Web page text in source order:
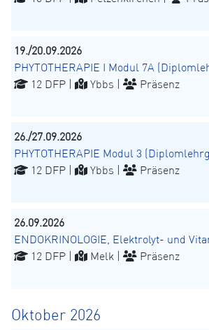
19./20.09.2026
PHYTOTHERAPIE I Modul 7A
12 DFP |
Ybbs | Präsenz
26./27.09.2026
PHYTOTHERAPIE Modul 3
12 DFP |
Ybbs | Präsenz
26.09.2026
ENDOKRINOLOGIE, Elektrolyt- und
12 DFP |
Melk | Präsenz
Oktober 2026